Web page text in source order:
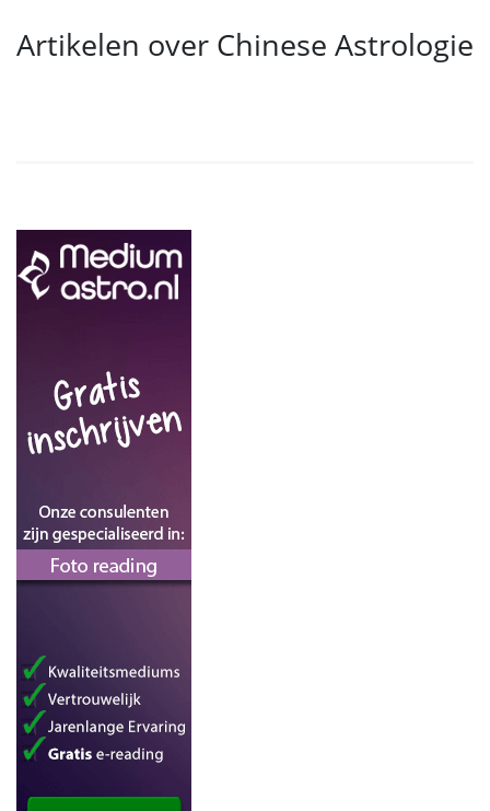
Artikelen over Chinese Astrologie